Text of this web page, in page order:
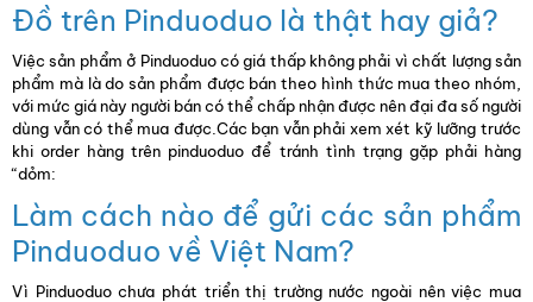
Đồ trên Pinduoduo là thật hay giả?
Việc sản phẩm ở Pinduoduo có giá thấp không phải vì chất lượng sản
phẩm mà là do sản phẩm được bán theo hình thức mua theo nhóm,
với mức giá này người bán có thể chấp nhận được nên đại đa số người
dùng vẫn có thể mua được.Các bạn vẫn phải xem xét kỹ lưỡng trước
khi order hàng trên pinduoduo để tránh tình trạng gặp phải hàng
“dỏm:
Làm cách nào để gửi các sản phẩm
Pinduoduo về Việt Nam?
Vì Pinduoduo chưa phát triển thị trường nước ngoài nên việc mua